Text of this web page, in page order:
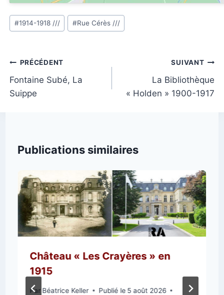
Étiquettes
de
publication :
#1914-1918 /// #Rue Cérès ///
Navigation
de
l’article
PRÉCÉDENT
Fontaine Subé, La
Suippe
SUIVANT
La Bibliothèque
« Holden » 1900-1917
Publications similaires
Château « Les Crayères » en
1915
Par Béatrice Keller Publié le 5 août 2026